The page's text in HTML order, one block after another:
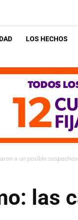
LOS HECHOS
a un posible
las